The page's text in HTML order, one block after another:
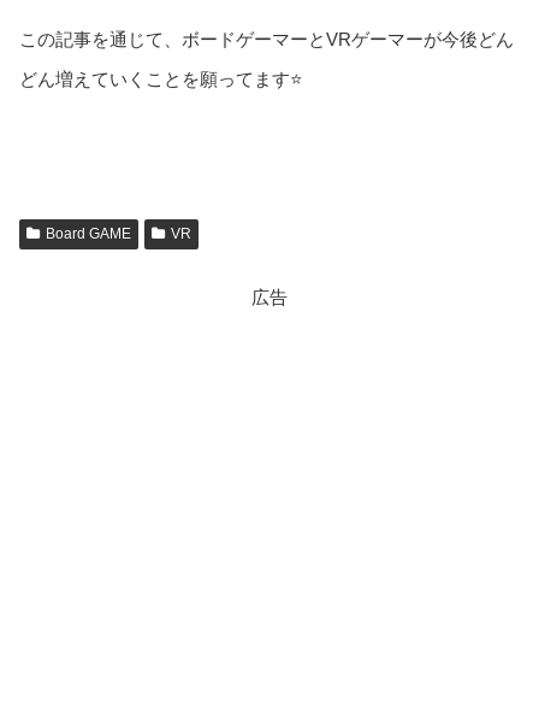
この記事を通じて、ボードゲーマーとVRゲーマーが今後どん
どん増えていくことを願ってます⭐
Board GAME VR
広告